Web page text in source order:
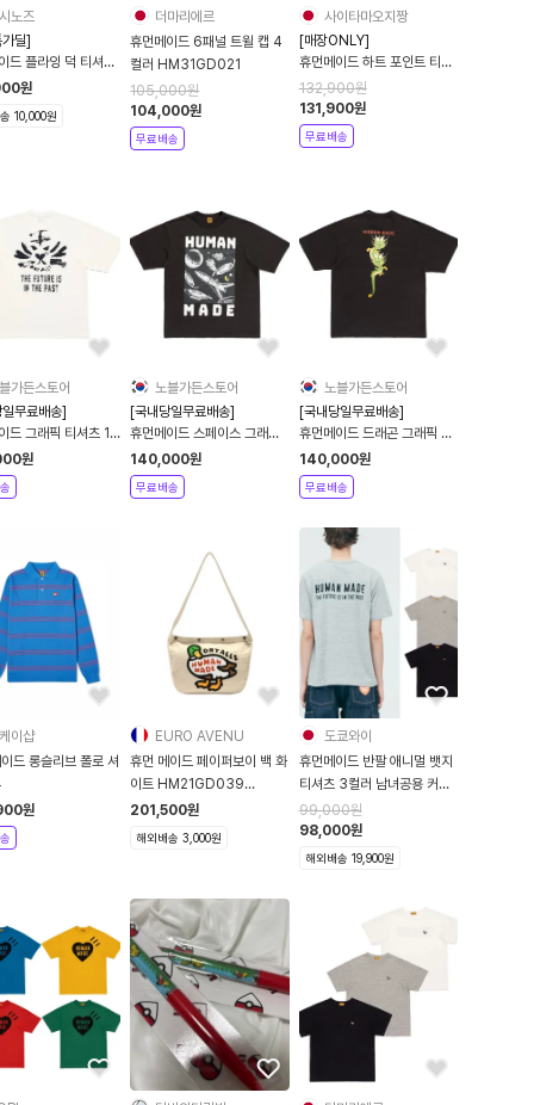
노즈
딜]
드 플라잉 덕 티셔츠
이트
원
10,000원
더마리에르
휴먼메이드 6패널 트윌 캡 4
컬러 HM31GD021
105,000원
104,000원
무료배송
사이타마오지짱
[매장ONLY]
휴먼메이드 하트 포인트 티셔
츠 4컬러 HM30CS047
132,900원
131,900원
무료배송
가든스토어
무료배송]
드 그래픽 티셔츠 1
원
노블가든스토어
[국내당일무료배송]
휴먼메이드 스페이스 그래픽
티셔츠 14 HM27TE014
140,000원
무료배송
노블가든스토어
[국내당일무료배송]
휴먼메이드 드래곤 그래픽 티
셔츠 HM27TE012
140,000원
무료배송
이샵
드 롱슬리브 폴로 셔
원
EURO AVENU
휴먼 메이드 페이퍼보이 백 화
이트 HM21GD039
HM21GD039
201,500원
해외배송 3,000원
도쿄와이
휴먼메이드 반팔 애니멀 뱃지
티셔츠 3컬러 남녀공용 커플
티
99,000원
98,000원
해외배송 19,900원